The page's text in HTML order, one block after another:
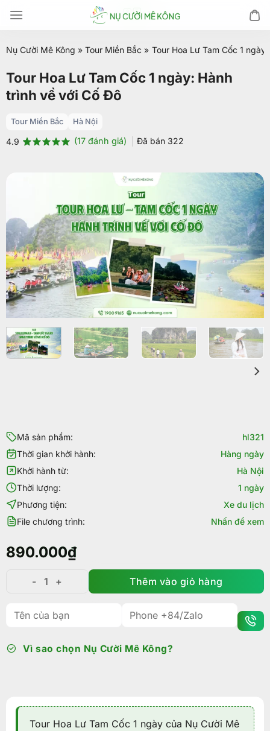
đến
dung
Nụ Cười Mê Kông » Tour Miền Bắc » Tour Hoa Lư Tam Cốc 1
Tour Hoa Lư Tam Cốc 1 ngày: Hành
trình về với Cố Đô
Tour Miền Bắc Hà Nội
4.9 (17đánh giá) Đã bán 322
Mã sản phẩm:
hl321
Thời gian khởi hành:
Hàng ngày
Khởi hành từ:
Hà Nội
Thời lượng:
1 ngày
Phương tiện:
Xe du lịch
File chương trình:
Nhấn để xem
890.000₫
Tour Hoa Lư Tam Cốc 1 ngày: Hành trình về với Cố
Thêm vào giỏ hàng
Vì sao chọn Nụ Cười Mê Kông?
Tour Hoa Lư Tam Cốc 1 ngày của Nụ Cười Mê